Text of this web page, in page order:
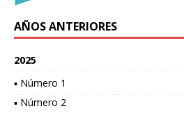
AÑOS ANTERIORES
2025
▪ Número 1
▪ Número 2